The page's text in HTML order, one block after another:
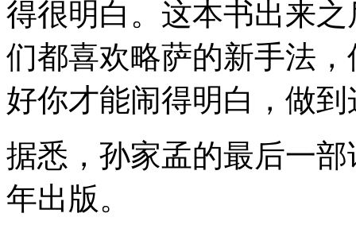
得很明白。这本书出来
们都喜欢略萨的新手法
好你才能闹得明白，做
据悉，孙家孟的最后一
年出版。